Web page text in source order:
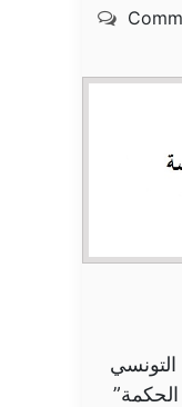
الحكمة”